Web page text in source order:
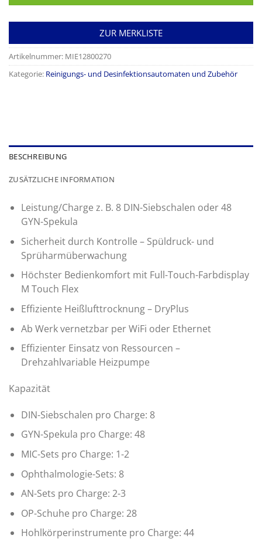
ZUR MERKLISTE
Artikelnummer: MIE12800270
Kategorie: Reinigungs- und Desinfektionsautomaten und Zubehör
BESCHREIBUNG
ZUSÄTZLICHE INFORMATION
Leistung/Charge z. B. 8 DIN-Siebschalen oder 48
GYN-Spekula
Sicherheit durch Kontrolle – Spüldruck- und
Sprüharmüberwachung
Höchster Bedienkomfort mit Full-Touch-Farbdisplay
M Touch Flex
Effiziente Heißlufttrocknung – DryPlus
Ab Werk vernetzbar per WiFi oder Ethernet
Effizienter Einsatz von Ressourcen –
Drehzahlvariable Heizpumpe
Kapazität
DIN-Siebschalen pro Charge: 8
GYN-Spekula pro Charge: 48
MIC-Sets pro Charge: 1-2
Ophthalmologie-Sets: 8
AN-Sets pro Charge: 2-3
OP-Schuhe pro Charge: 28
Hohlkörperinstrumente pro Charge: 44